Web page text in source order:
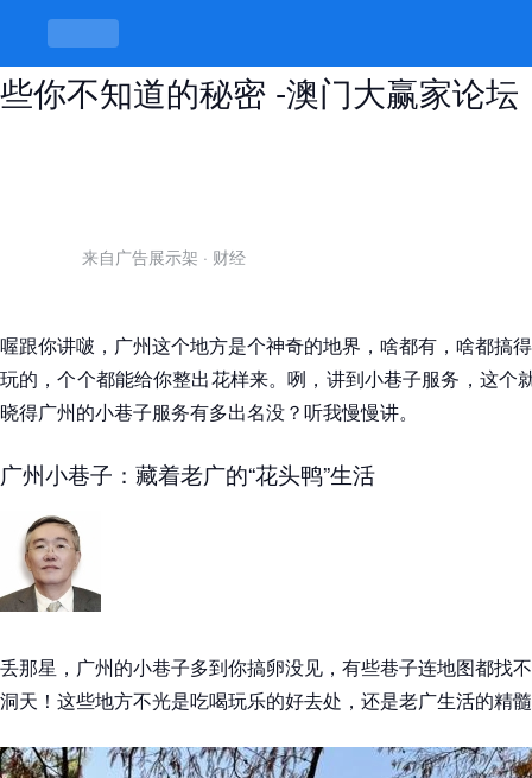
广州那个地方有小巷子服务，藏着哪
些你不知道的秘密 -澳门大赢家论坛
来自广告展示架 · 财经
喔跟你讲啵，广州这个地方是个神奇的地界，啥都有，啥都搞
玩的，个个都能给你整出花样来。咧，讲到小巷子服务，这个
晓得广州的小巷子服务有多出名没？听我慢慢讲。
广州小巷子：藏着老广的“花头鸭”生活
丢那星，广州的小巷子多到你搞卵没见，有些巷子连地图都找
洞天！这些地方不光是吃喝玩乐的好去处，还是老广生活的精